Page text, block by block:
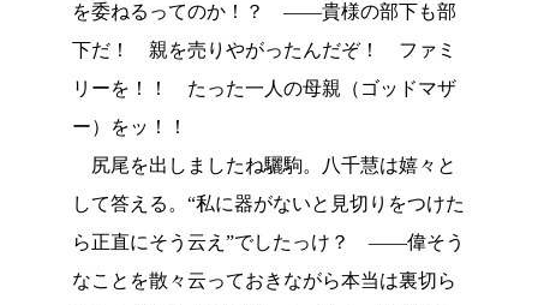
を委ねるってのか！？ ――貴様の部下も部
下だ！ 親を売りやがったんだぞ！ ファミ
リーを！！ たった一人の母親（ゴッドマザ
ー）をッ！！
尻尾を出しましたね驪駒。八千慧は嬉々と
して答える。“私に器がないと見切りをつけた
ら正直にそう云え”でしたっけ？ ――偉そう
なことを散々云っておきながら本当は裏切ら